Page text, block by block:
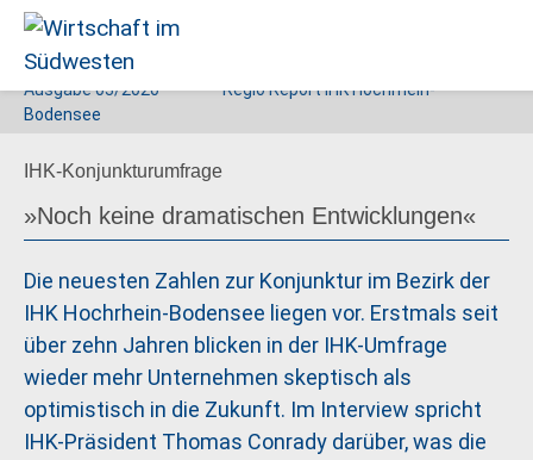
Wirtschaft
Südwesten
Ausgabe03/2020
Regio Report IHK Hochrhein-
Bodensee
IHK-Konjunkturumfrage
»Noch keine dramatischen Entwicklungen«
Die neuesten Zahlen zur Konjunktur im Bezirk der
IHK Hochrhein-Bodensee liegen vor. Erstmals seit
über zehn Jahren blicken in der IHK-Umfrage
wieder mehr Unternehmen skeptisch als
optimistisch in die Zukunft. Im Interview spricht
IHK-Präsident Thomas Conrady darüber, was die